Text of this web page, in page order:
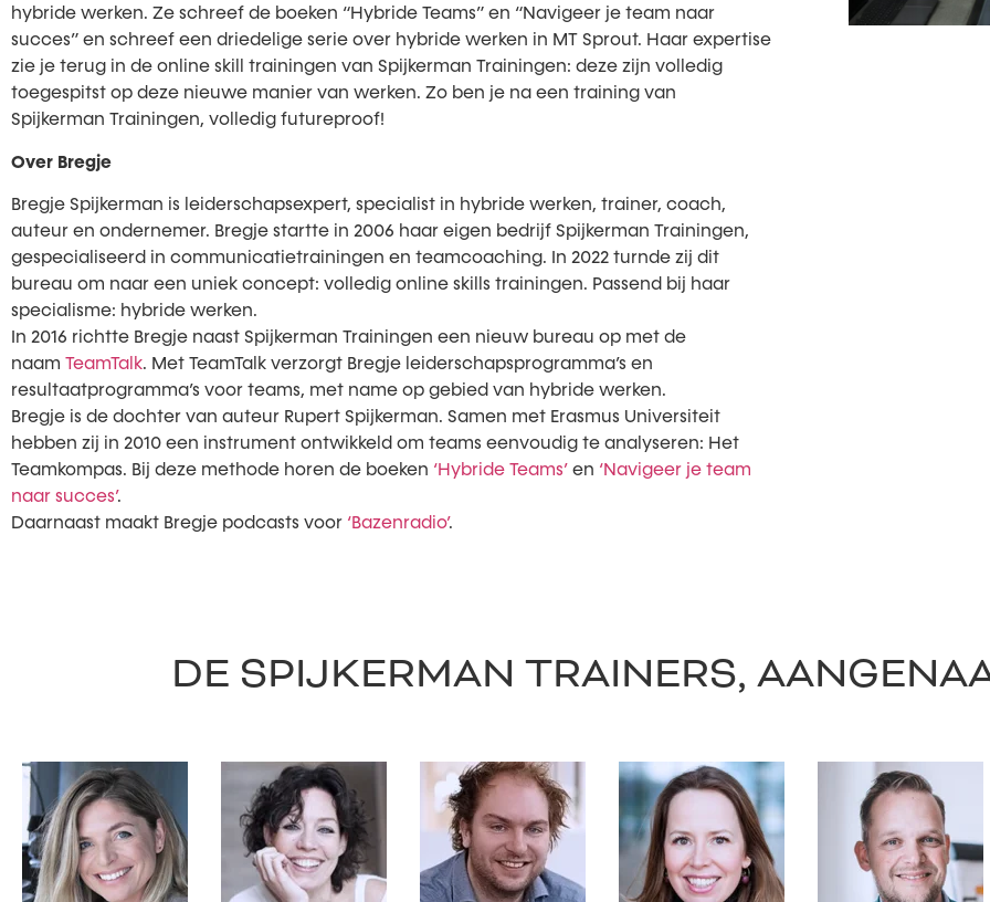
hybride werken. Ze schreef de boeken “Hybride Teams” en “Navigeer je team naar
succes” en schreef een driedelige serie over hybride werken in MT Sprout. Haar expertise
zie je terug in de online skill trainingen van Spijkerman Trainingen: deze zijn volledig
toegespitst op deze nieuwe manier van werken. Zo ben je na een training van
Spijkerman Trainingen, volledig futureproof!
Over Bregje
Bregje Spijkerman is leiderschapsexpert, specialist in hybride werken, trainer, coach,
auteur en ondernemer. Bregje startte in 2006 haar eigen bedrijf Spijkerman Trainingen,
gespecialiseerd in communicatietrainingen en teamcoaching. In 2022 turnde zij dit
bureau om naar een uniek concept: volledig online skills trainingen. Passend bij haar
specialisme: hybride werken.
In 2016 richtte Bregje naast Spijkerman Trainingen een nieuw bureau op met de
naam TeamTalk. Met TeamTalk verzorgt Bregje leiderschapsprogramma’s en
resultaatprogramma’s voor teams, met name op gebied van hybride werken.
Bregje is de dochter van auteur Rupert Spijkerman. Samen met Erasmus Universiteit
hebben zij in 2010 een instrument ontwikkeld om teams eenvoudig te analyseren: Het
Teamkompas. Bij deze methode horen de boeken ‘Hybride Teams’en ‘Navigeer je team
naar succes’.
Daarnaast maakt Bregje podcasts voor ‘Bazenradio’.
DE SPIJKERMAN TRAINERS,